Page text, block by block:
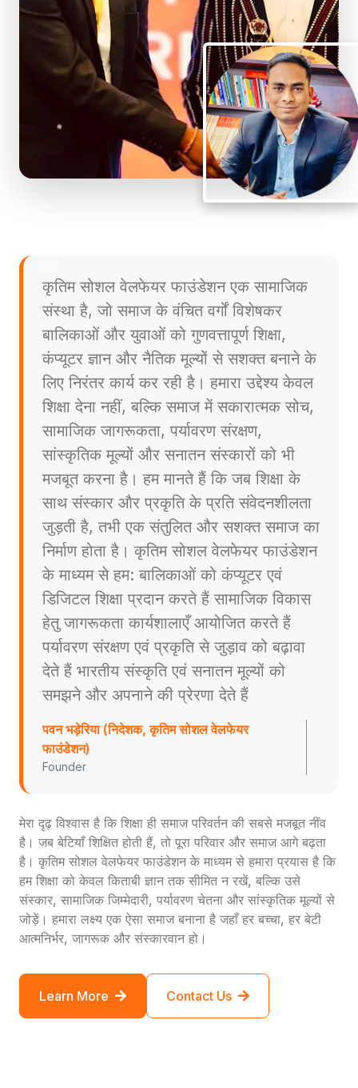
कृतिम सोशल वेलफेयर फाउंडेशन एक सामाजिक
संस्था है, जो समाज के वंचित वर्गों विशेषकर
बालिकाओं और युवाओं को गुणवत्तापूर्ण शिक्षा,
कंप्यूटर ज्ञान और नैतिक मूल्यों से सशक्त बनाने के
लिए निरंतर कार्य कर रही है। हमारा उद्देश्य केवल
शिक्षा देना नहीं, बल्कि समाज में सकारात्मक सोच,
सामाजिक जागरूकता, पर्यावरण संरक्षण,
सांस्कृतिक मूल्यों और सनातन संस्कारों को भी
मजबूत करना है। हम मानते हैं कि जब शिक्षा के
साथ संस्कार और प्रकृति के प्रति संवेदनशीलता
जुड़ती है, तभी एक संतुलित और सशक्त समाज का
निर्माण होता है। कृतिम सोशल वेलफेयर फाउंडेशन
के माध्यम से हम: बालिकाओं को कंप्यूटर एवं
डिजिटल शिक्षा प्रदान करते हैं सामाजिक विकास
हेतु जागरूकता कार्यशालाएँ आयोजित करते हैं
पर्यावरण संरक्षण एवं प्रकृति से जुड़ाव को बढ़ावा
देते हैं भारतीय संस्कृति एवं सनातन मूल्यों को
समझने और अपनाने की प्रेरणा देते हैं
पवन भड़ेरिया (निदेशक, कृतिम सोशल वेलफेयर
फाउंडेशन)
Founder
मेरा दृढ़ विश्वास है कि शिक्षा ही समाज परिवर्तन की सबसे मजबूत नींव
है। जब बेटियाँ शिक्षित होती हैं, तो पूरा परिवार और समाज आगे बढ़ता
है। कृतिम सोशल वेलफेयर फाउंडेशन के माध्यम से हमारा प्रयास है कि
हम शिक्षा को केवल किताबी ज्ञान तक सीमित न रखें, बल्कि उसे
संस्कार, सामाजिक जिम्मेदारी, पर्यावरण चेतना और सांस्कृतिक मूल्यों से
जोड़ें। हमारा लक्ष्य एक ऐसा समाज बनाना है जहाँ हर बच्चा, हर बेटी
आत्मनिर्भर, जागरूक और संस्कारवान हो।
Learn More Contact Us